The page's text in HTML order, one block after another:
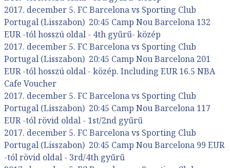
2017. december 5. FC Barcelona vs Sporting Club
Portugal (Lisszabon) 20:45 Camp Nou Barcelona 132
EUR -tól hosszú oldal - 4th gyűrű- közép
2017. december 5. FC Barcelona vs Sporting Club
Portugal (Lisszabon) 20:45 Camp Nou Barcelona 201
EUR -tól hosszú oldal - közép. Including EUR 16.5 NBA
Cafe Voucher
2017. december 5. FC Barcelona vs Sporting Club
Portugal (Lisszabon) 20:45 Camp Nou Barcelona 117
EUR -tól rövid oldal - 1st/2nd gyűrű
2017. december 5. FC Barcelona vs Sporting Club
Portugal (Lisszabon) 20:45 Camp Nou Barcelona 99 EUR
-tól rövid oldal - 3rd/4th gyűrű